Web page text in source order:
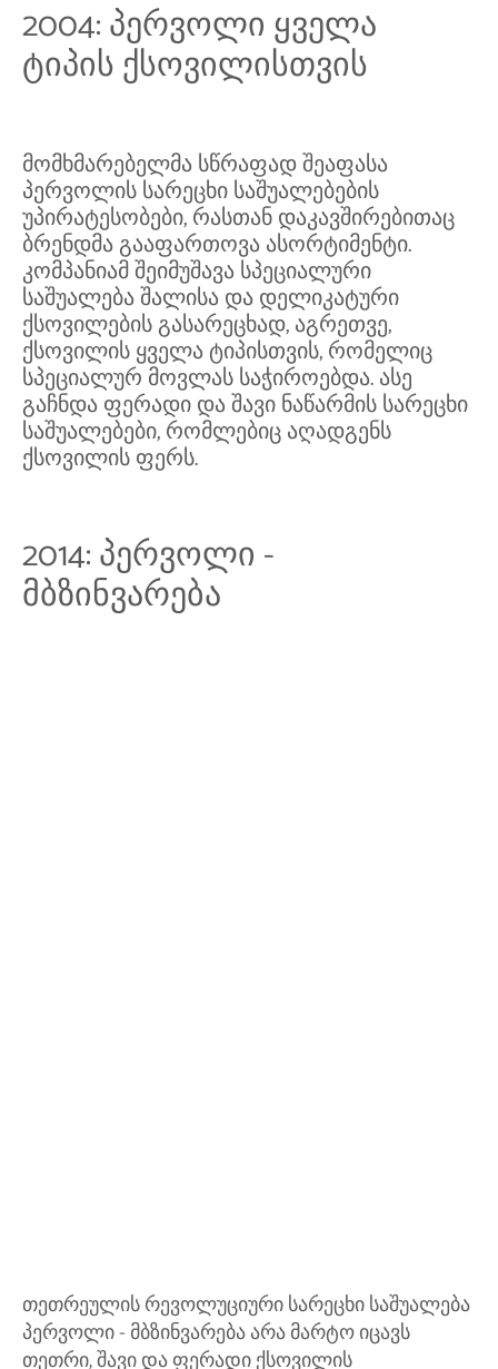
2004: პერვოლი ყველა
ტიპის ქსოვილისთვის
მომხმარებელმა სწრაფად შეაფასა
პერვოლის სარეცხი საშუალებების
უპირატესობები, რასთან დაკავშირებითაც
ბრენდმა გააფართოვა ასორტიმენტი.
კომპანიამ შეიმუშავა სპეციალური
საშუალება შალისა და დელიკატური
ქსოვილების გასარეცხად, აგრეთვე,
ქსოვილის ყველა ტიპისთვის, რომელიც
სპეციალურ მოვლას საჭიროებდა. ასე
გაჩნდა ფერადი და შავი ნაწარმის სარეცხი
საშუალებები, რომლებიც აღადგენს
ქსოვილის ფერს.
2014: პერვოლი -
მბზინვარება
თეთრეულის რევოლუციური სარეცხი საშუალება
პერვოლი - მბზინვარება არა მარტო იცავს
თეთრი, შავი და ფერადი ქსოვილის